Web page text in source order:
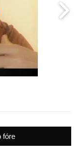
fóre